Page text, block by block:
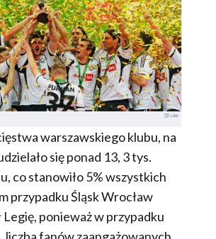
warszawskiego klubu, na
się ponad 13, 3 tys.
co stanowiło 5% wszystkich
przypadku Śląsk Wrocław
Legię, ponieważ w przypadku